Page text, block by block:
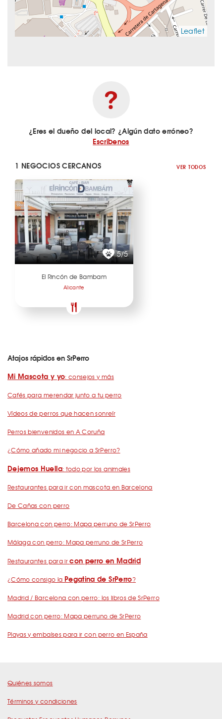
Leaflet
¿Eres el dueño del local? ¿Algún dato erróneo?
Escríbenos
1 NEGOCIOS CERCANOS VER TODOS
5/5
El Rincón de Bambam
Alicante
Atajos rápidos en SrPerro
Mi Mascota y yo: consejos y más
Cafés para merendar junto a tu perro
Vídeos de perros que hacen sonreír
Perros bienvenidos en A Coruña
¿Cómo añado mi negocio a SrPerro?
Dejemos Huella: todo por los animales
Restaurantes para ir con mascota en Barcelona
De Cañas con perro
Barcelona con perro: Mapa perruno de SrPerro
Málaga con perro: Mapa perruno de SrPerro
Restaurantes para ircon perro en Madrid
¿Cómo consigo la Pegatina de SrPerro?
Madrid / Barcelona con perro: los libros de SrPerro
Madrid con perro: Mapa perruno de SrPerro
Playas y embalses para ir con perro en España
Quiénes somos
Términos y condiciones